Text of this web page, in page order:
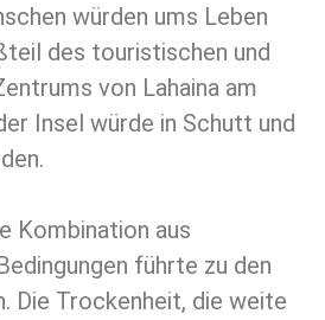
würden ums Leben
des touristischen und
von Lahaina am
Insel würde in Schutt und
Kombination aus
führte zu den
Die Trockenheit, die weite